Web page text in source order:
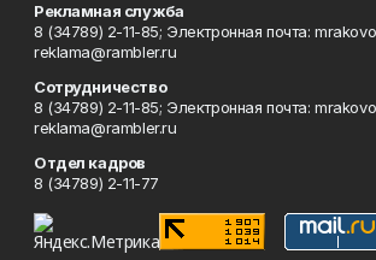
Рекламная служба
8 (34789) 2-11-85; Электронная почта:
reklama@rambler.ru
Сотрудничество
8 (34789) 2-11-85; Электронная почта:
reklama@rambler.ru
Отдел кадров
8 (34789) 2-11-77